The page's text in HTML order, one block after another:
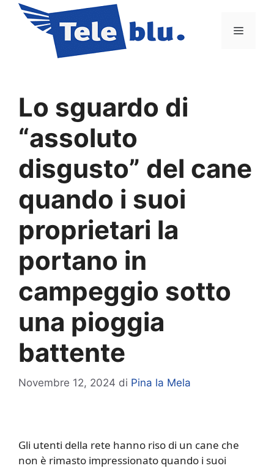
contenuto
Menu
Lo sguardo di
“assoluto
disgusto” del cane
quando i suoi
proprietari la
portano in
campeggio sotto
una pioggia
battente
Novembre 12, 2024 di Pina la Mela
Gli utenti della rete hanno riso di un cane che
non è rimasto impressionato quando i suoi